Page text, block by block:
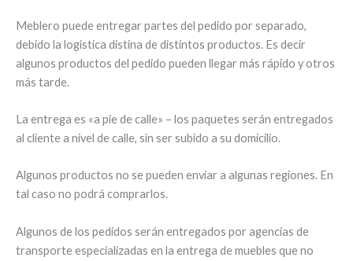
Meblero puede entregar partes del pedido por separado,
debido la logistica distina de distintos productos. Es decir
algunos productos del pedido pueden llegar más rápido y otros
más tarde.
La entrega es «a pie de calle» – los paquetes serán entregados
al cliente a nivel de calle, sin ser subido a su domicilio.
Algunos productos no se pueden enviar a algunas regiones. En
tal caso no podrá comprarlos.
Algunos de los pedidos serán entregados por agencias de
transporte especializadas en la entrega de muebles que no